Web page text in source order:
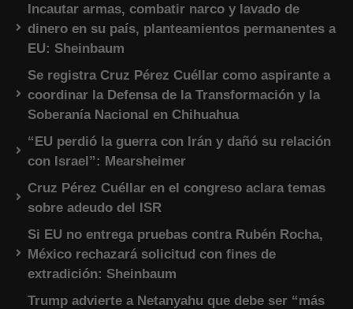
Incautar armas, combatir narco y lavado de
dinero en su país, planteamientos permanentes a
EU: Sheinbaum
Se registra Cruz Pérez Cuéllar como aspirante a
coordinar la Defensa de la Transformación y la
Soberanía Nacional en Chihuahua
“EU perdió la guerra con Irán y dañó su relación
con Israel”: Mearsheimer
Cruz Pérez Cuéllar en el congreso aclara temas
sobre adeudo del ISR
Si EU no entrega pruebas contra Rubén Rocha,
México rechazará solicitud con fines de
extradición: Sheinbaum
Trump advierte a Netanyahu que debe ser “más